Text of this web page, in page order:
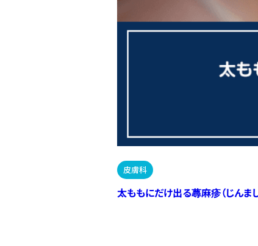
皮膚科
太ももにだけ出る蕁麻疹（じんま